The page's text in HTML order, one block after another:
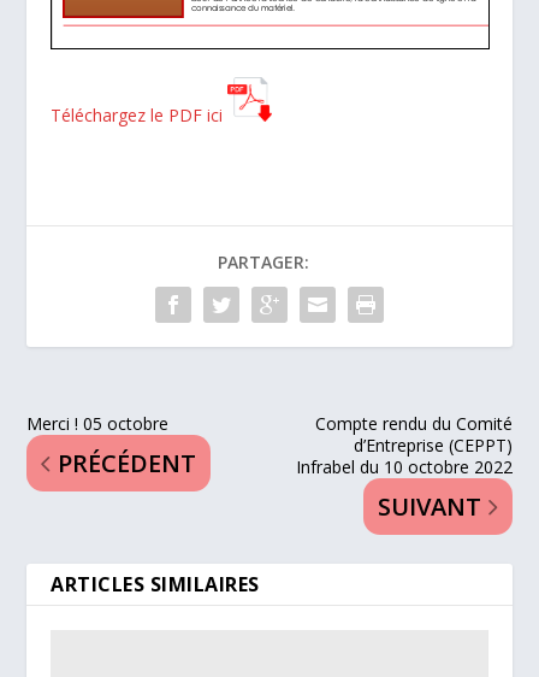
Téléchargez le PDF ici
PARTAGER:
Merci ! 05 octobre
PRÉCÉDENT
Compte rendu du Comité
d’Entreprise (CEPPT)
Infrabel du 10 octobre 2022
SUIVANT
ARTICLES SIMILAIRES